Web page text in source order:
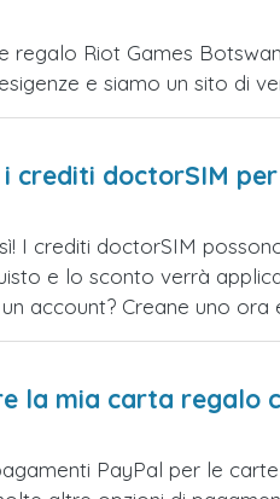
regalo Riot Games
e siamo un sito di
i crediti doctorSIM
I crediti doctorSIM
e lo sconto verrà
account? Creane uno
la mia carta regalo
PayPal per le